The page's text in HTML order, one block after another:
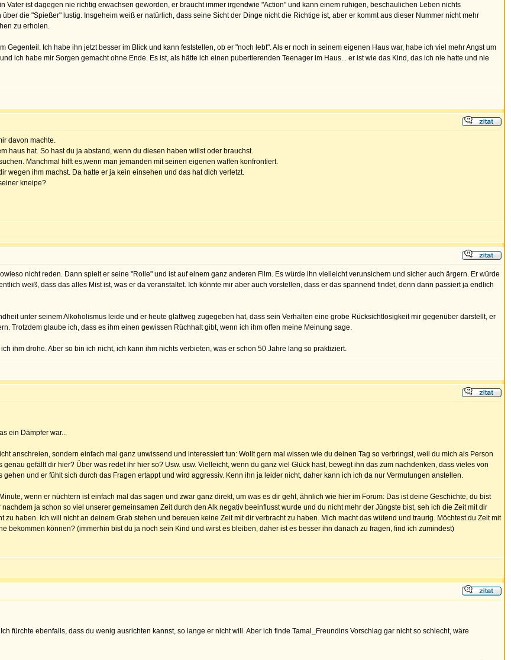
Vater ist dagegen nie richtig erwachsen geworden, er braucht immer irgendwie "Action" und kann einem ruhigen, beschaulichen Leben nichts
die "Spießer" lustig. Insgeheim weiß er natürlich, dass seine Sicht der Dinge nicht die Richtige ist, aber er kommt aus dieser Nummer nicht mehr
zu erholen.
Gegenteil. Ich habe ihn jetzt besser im Blick und kann feststellen, ob er "noch lebt". Als er noch in seinem eigenen Haus war, habe ich viel mehr Angst um
ich habe mir Sorgen gemacht ohne Ende. Es ist, als hätte ich einen pubertierenden Teenager im Haus... er ist wie das Kind, das ich nie hatte und nie
davon machte.
haus hat. So hast du ja abstand, wenn du diesen haben willst oder brauchst.
Manchmal hilft es,wenn man jemanden mit seinen eigenen waffen konfrontiert.
wegen ihm machst. Da hatte er ja kein einsehen und das hat dich verletzt.
kneipe?
nicht reden. Dann spielt er seine "Rolle" und ist auf einem ganz anderen Film. Es würde ihn vielleicht verunsichern und sicher auch ärgern. Er würde
weiß, dass das alles Mist ist, was er da veranstaltet. Ich könnte mir aber auch vorstellen, dass er das spannend findet, denn dann passiert ja endlich
unter seinem Alkoholismus leide und er heute glattweg zugegeben hat, dass sein Verhalten eine grobe Rücksichtlosigkeit mir gegenüber darstellt, er
Trotzdem glaube ich, dass es ihm einen gewissen Rüchhalt gibt, wenn ich ihm offen meine Meinung sage.
ihm drohe. Aber so bin ich nicht, ich kann ihm nichts verbieten, was er schon 50 Jahre lang so praktiziert.
ein Dämpfer war...
anschreien, sondern einfach mal ganz unwissend und interessiert tun: Wollt gern mal wissen wie du deinen Tag so verbringst, weil du mich als Person
gefällt dir hier? Über was redet ihr hier so? Usw. usw. Vielleicht, wenn du ganz viel Glück hast, bewegt ihn das zum nachdenken, dass vieles von
und er fühlt sich durch das Fragen ertappt und wird aggressiv. Kenn ihn ja leider nicht, daher kann ich ich da nur Vermutungen anstellen.
wenn er nüchtern ist einfach mal das sagen und zwar ganz direkt, um was es dir geht, ähnlich wie hier im Forum: Das ist deine Geschichte, du bist
ja schon so viel unserer gemeinsamen Zeit durch den Alk negativ beeinflusst wurde und du nicht mehr der Jüngste bist, seh ich die Zeit mit dir
haben. Ich will nicht an deinem Grab stehen und bereuen keine Zeit mit dir verbracht zu haben. Mich macht das wütend und traurig. Möchtest du Zeit mit
bekommen können? (immerhin bist du ja noch sein Kind und wirst es bleiben, daher ist es besser ihn danach zu fragen, find ich zumindest)
fürchte ebenfalls, dass du wenig ausrichten kannst, so lange er nicht will. Aber ich finde Tamal_Freundins Vorschlag gar nicht so schlecht, wäre